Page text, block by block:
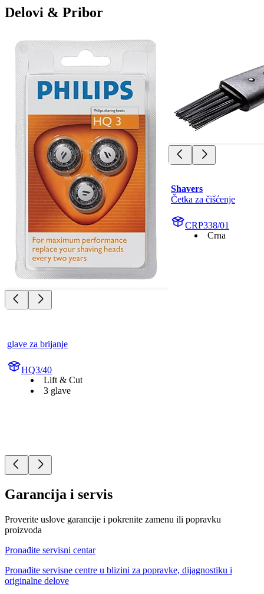
Delovi & Pribor
glave za brijanje
HQ3/40
Lift & Cut
3 glave
Shavers
Četka za čišćenje
CRP338/01
Crna
Garancija i servis
Proverite uslove garancije i pokrenite zamenu ili popravku
proizvoda
Pronađite servisni centar
Pronađite servisne centre u blizini za popravke, dijagnostiku i
originalne delove